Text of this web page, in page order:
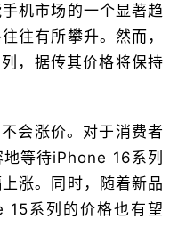
机市场的一个显著趋
往有所攀升。然而，
，据传其价格将保持
会涨价。对于消费者
等待iPhone 16系列
涨。同时，随着新品
15系列的价格也有望